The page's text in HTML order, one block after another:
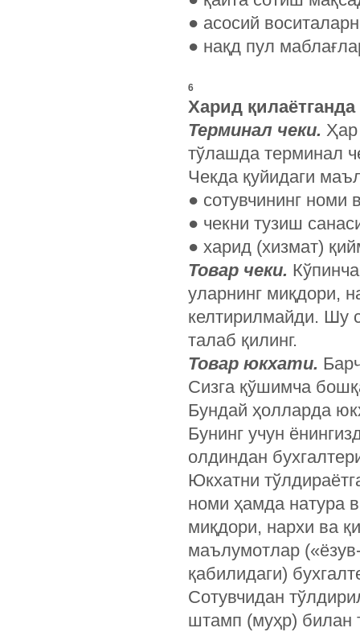
● асосий
● нақд пул
6
Харид
Терминал чеки. Ҳар
тўлашда терминал
Чекда қуйидаги
● сотувчининг номи
● чекни тузиш
● харид (хизмат)
Товар чеки.
уларнинг миқдори,
келтирилмайди. Шу
талаб қилинг.
Товар юкхати.
Сизга қўшимча
Бундай ҳолларда
Бунинг учун
олдиндан
Юкхатни
номи ҳамда натура
миқдори, нархи ва
маълумотлар
қабилидаги)
Сотувчидан
штамп (муҳр) билан